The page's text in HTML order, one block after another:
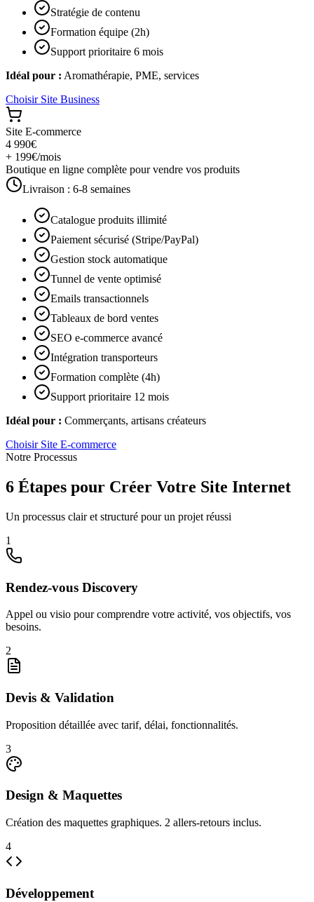
Stratégie de contenu
Formation équipe (2h)
Support prioritaire 6 mois
Idéal pour : Aromathérapie, PME, services
Choisir Site Business
Site E-commerce
4 990€
+ 199€/mois
Boutique en ligne complète pour vendre vos produits
Livraison : 6-8 semaines
Catalogue produits illimité
Paiement sécurisé (Stripe/PayPal)
Gestion stock automatique
Tunnel de vente optimisé
Emails transactionnels
Tableaux de bord ventes
SEO e-commerce avancé
Intégration transporteurs
Formation complète (4h)
Support prioritaire 12 mois
Idéal pour : Commerçants, artisans créateurs
Choisir Site E-commerce
Notre Processus
6 Étapes pour Créer Votre Site Internet
Un processus clair et structuré pour un projet réussi
1
Rendez-vous Discovery
Appel ou visio pour comprendre votre activité, vos objectifs, vos
besoins.
2
Devis & Validation
Proposition détaillée avec tarif, délai, fonctionnalités.
3
Design & Maquettes
Création des maquettes graphiques. 2 allers-retours inclus.
4
Développement